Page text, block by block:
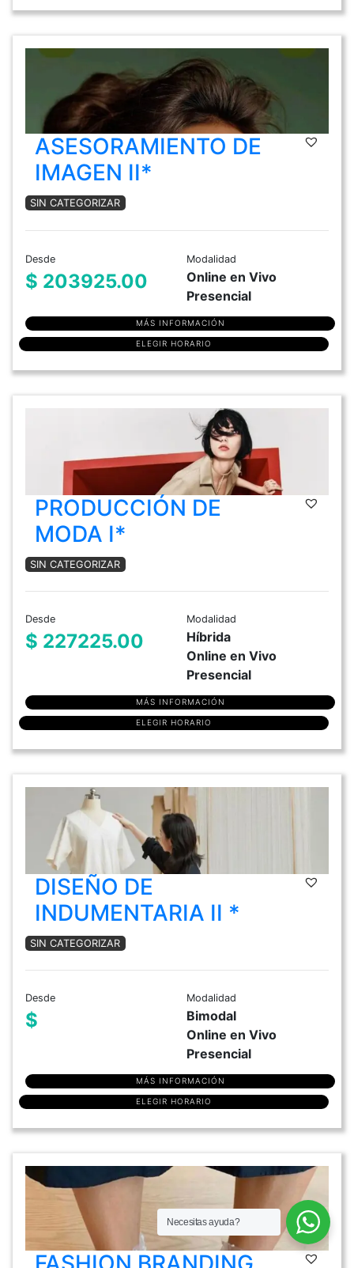
ASESORAMIENTO DE
IMAGEN II*
SIN CATEGORIZAR
Desde
$ 203925.00
Modalidad
Online en Vivo
Presencial
MÁS INFORMACIÓN
ELEGIR HORARIO
PRODUCCIÓN DE
MODA I*
SIN CATEGORIZAR
Desde
$ 227225.00
Modalidad
Híbrida
Online en Vivo
Presencial
MÁS INFORMACIÓN
ELEGIR HORARIO
DISEÑO DE
INDUMENTARIA II *
SIN CATEGORIZAR
Desde
$
Modalidad
Bimodal
Online en Vivo
Presencial
MÁS INFORMACIÓN
ELEGIR HORARIO
Necesitas ayuda?